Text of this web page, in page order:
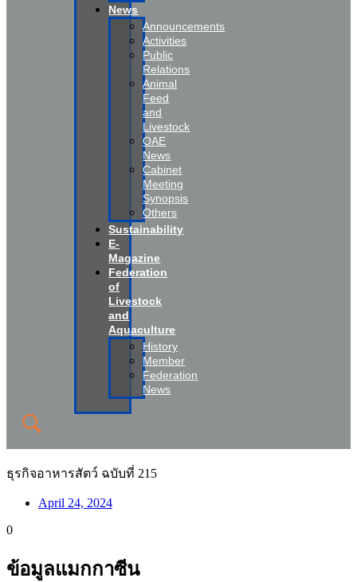
News
Announcements
Activities
Public
Relations
Animal
Feed
and
Livestock
OAE
News
Cabinet
Meeting
Synopsis
Others
Sustainability
E-
Magazine
Federation
of
Livestock
and
Aquaculture
History
Member
Federation
News
ธุรกิจอาหารสัตว์ ฉบับที่ 215
April 24, 2024
0
ข้อมูลแมกกาซีน